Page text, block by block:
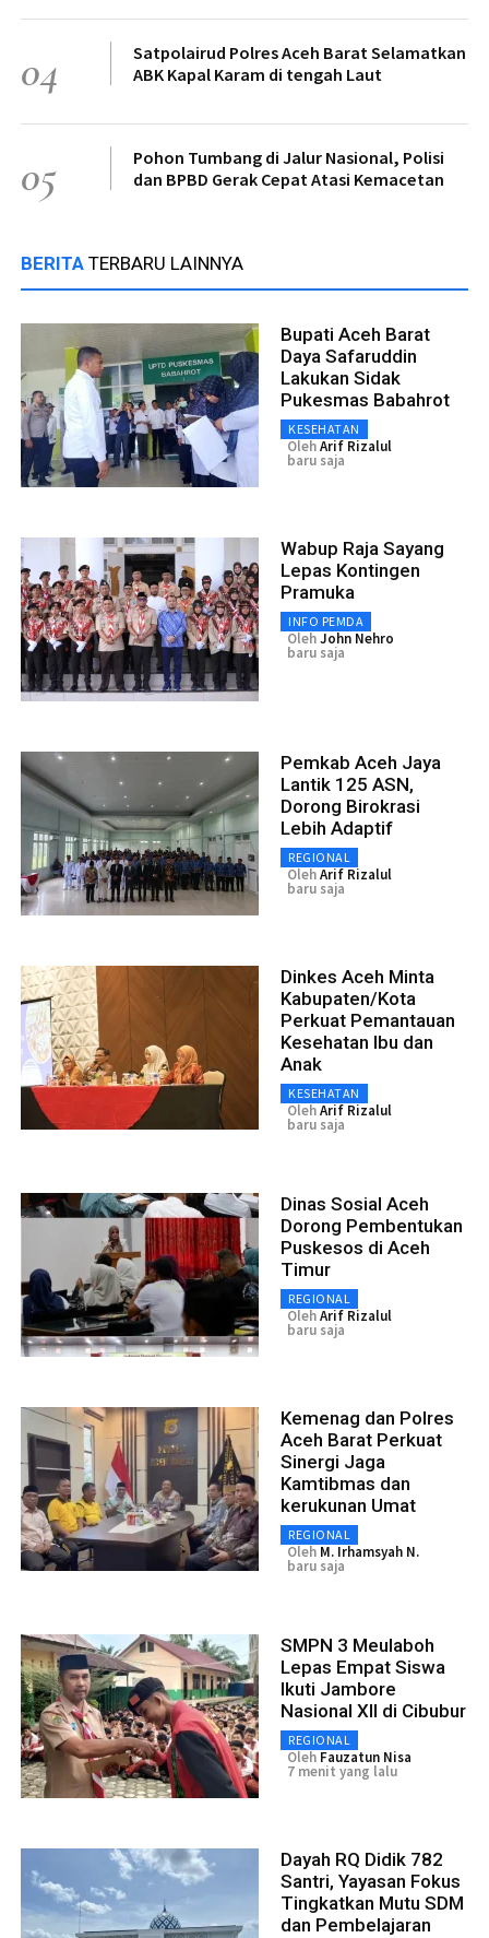
04
Satpolairud Polres Aceh Barat Selamatkan
ABK Kapal Karam di tengah Laut
05
Pohon Tumbang di Jalur Nasional, Polisi
dan BPBD Gerak Cepat Atasi Kemacetan
BERITA TERBARU LAINNYA
Bupati Aceh Barat
Daya Safaruddin
Lakukan Sidak
Pukesmas Babahrot
KESEHATAN
OlehArif Rizalul
baru saja
Wabup Raja Sayang
Lepas Kontingen
Pramuka
INFO PEMDA
OlehJohn Nehro
baru saja
Pemkab Aceh Jaya
Lantik 125 ASN,
Dorong Birokrasi
Lebih Adaptif
REGIONAL
OlehArif Rizalul
baru saja
Dinkes Aceh Minta
Kabupaten/Kota
Perkuat Pemantauan
Kesehatan Ibu dan
Anak
KESEHATAN
OlehArif Rizalul
baru saja
Dinas Sosial Aceh
Dorong Pembentukan
Puskesos di Aceh
Timur
REGIONAL
OlehArif Rizalul
baru saja
Kemenag dan Polres
Aceh Barat Perkuat
Sinergi Jaga
Kamtibmas dan
kerukunan Umat
REGIONAL
Oleh M. Irhamsyah N.
baru saja
SMPN 3 Meulaboh
Lepas Empat Siswa
Ikuti Jambore
Nasional XII di Cibubur
REGIONAL
Oleh Fauzatun Nisa
7 menit yang lalu
Dayah RQ Didik 782
Santri, Yayasan Fokus
Tingkatkan Mutu SDM
dan Pembelajaran